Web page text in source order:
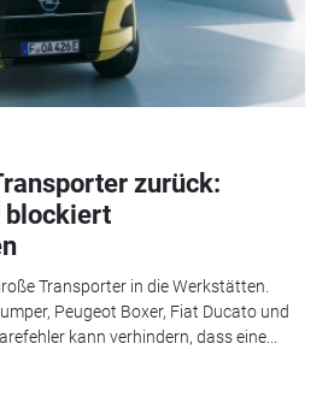
zurück:
blockiert
Transporter in die Werkstätten.
Peugeot Boxer, Fiat Ducato und
kann verhindern, dass eine...